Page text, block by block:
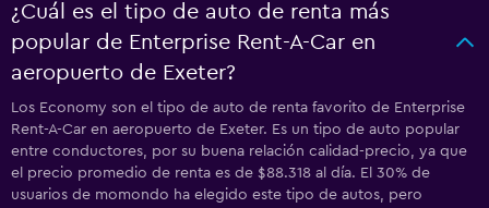
¿Cuál es el tipo de auto de renta más
popular de Enterprise Rent-A-Car en
aeropuerto de Exeter?
Los Economy son el tipo de auto de renta favorito de Enterprise
Rent-A-Car en aeropuerto de Exeter. Es un tipo de auto popular
entre conductores, por su buena relación calidad-precio, ya que
el precio promedio de renta es de $88.318 al día. El 30% de
usuarios de momondo ha elegido este tipo de autos, pero